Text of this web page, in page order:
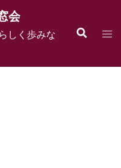
会
しく歩みな
検
索
ト
ル